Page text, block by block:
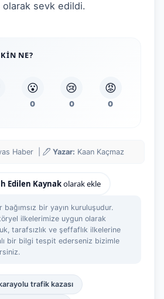
sevk edildi.
NE?
😮
0
😢
0
😡
0
Haber | Yazar: Kaan Kaçmaz
Edilen Kaynakolarak ekle
bağımsız bir yayın kuruluşudur.
ilkelerimize uygun olarak
tarafsızlık ve şeffaflık ilkelerine
bir bilgi tespit ederseniz bizimle
trafik kazası